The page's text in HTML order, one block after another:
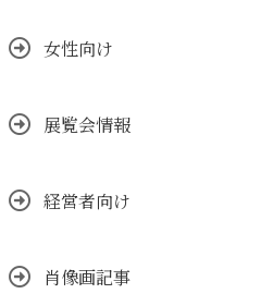
女性向け
展覧会情報
経営者向け
肖像画記事